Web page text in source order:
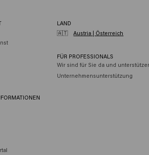
LAND
🇦🇹
Austria | Österreich
FÜR PROFESSIONALS
Wir sind für Sie da und
Unternehmensunterstützung